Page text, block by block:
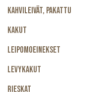
Kahvileivät, Pakattu
Kakut
Leipomoeinekset
Levykakut
Rieskat